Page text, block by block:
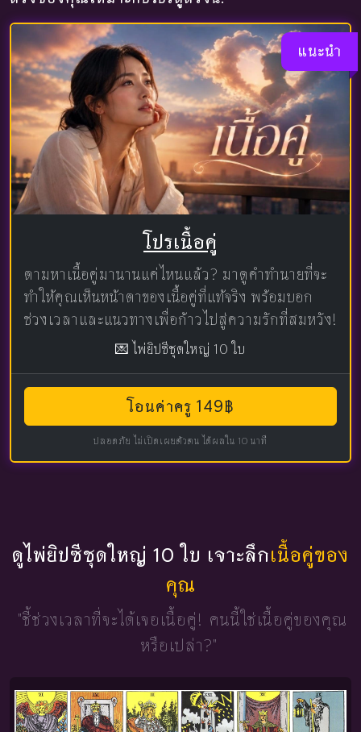
แนะนำ
โปรเนื้อคู่
ตามหาเนื้อคู่มานานแค่ไหนแล้ว? มาดูคำทำนายที่จะ
ทำให้คุณเห็นหน้าตาของเนื้อคู่ที่แท้จริง พร้อมบอก
ช่วงเวลาและแนวทางเพื่อก้าวไปสู่ความรักที่สมหวัง!
💌 ไพ่ยิปซีชุดใหญ่ 10 ใบ
โอนค่าครู 149฿
ปลอดภัย ไม่เปิดเผยตัวตน ได้ผลใน 10 นาที
ดูไพ่ยิปซีชุดใหญ่ 10 ใบ เจาะลึกเนื้อคู่ของ
คุณ
"ชี้ช่วงเวลาที่จะได้เจอเนื้อคู่! คนนี้ใช่เนื้อคู่ของคุณ
หรือเปล่า?"